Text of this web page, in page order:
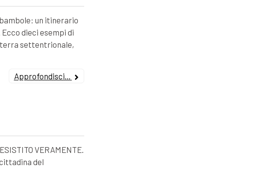
un itinerario
dieci esempi di
settentrionale,
Approfondisci...
VERAMENTE.
cittadina del